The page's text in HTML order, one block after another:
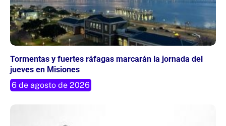
Tormentas y fuertes ráfagas marcarán la jornada del
jueves en Misiones
6 de agosto de 2026